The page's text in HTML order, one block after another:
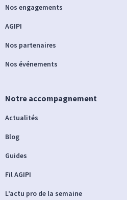
Nos engagements
AGIPI
Nos partenaires
Nos événements
Notre accompagnement
Actualités
Blog
Guides
Fil AGIPI
L’actu pro de la semaine